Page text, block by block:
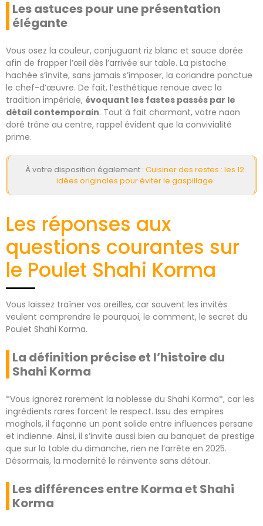
Les astuces pour une présentation
élégante
Vous osez la couleur, conjuguant riz blanc et sauce dorée
afin de frapper l’œil dès l’arrivée sur table. La pistache
hachée s’invite, sans jamais s’imposer, la coriandre ponctue
le chef-d’œuvre. De fait, l’esthétique renoue avec la
tradition impériale, évoquant les fastes passés par le
détail contemporain. Tout à fait charmant, votre naan
doré trône au centre, rappel évident que la convivialité
prime.
À votre disposition également : Cuisiner des restes : les 12
idées originales pour éviter le gaspillage
Les réponses aux
questions courantes sur
le Poulet Shahi Korma
Vous laissez traîner vos oreilles, car souvent les invités
veulent comprendre le pourquoi, le comment, le secret du
Poulet Shahi Korma.
La définition précise et l’histoire du
Shahi Korma
*Vous ignorez rarement la noblesse du Shahi Korma*, car les
ingrédients rares forcent le respect. Issu des empires
moghols, il façonne un pont solide entre influences persane
et indienne. Ainsi, il s’invite aussi bien au banquet de prestige
que sur la table du dimanche, rien ne l’arrête en 2025.
Désormais, la modernité le réinvente sans détour.
Les différences entre Korma et Shahi
Korma